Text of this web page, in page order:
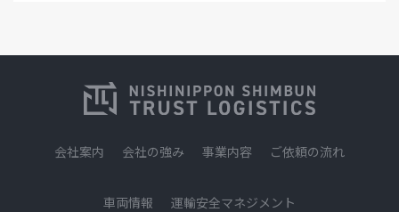
会社案内 会社の強み 事業内容 ご依頼の流れ
車両情報 運輸安全マネジメント